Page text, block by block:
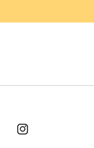
Instagram